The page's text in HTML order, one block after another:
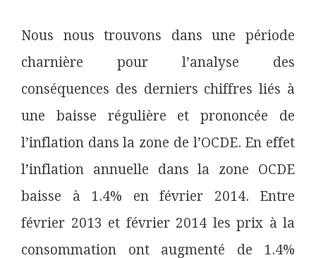
Nous nous trouvons dans une période
charnière pour l’analyse des
conséquences des derniers chiffres liés à
une baisse régulière et prononcée de
l’inflation dans la zone de l’OCDE. En effet
l’inflation annuelle dans la zone OCDE
baisse à 1.4% en février 2014. Entre
février 2013 et février 2014 les prix à la
consommation ont augmenté de 1.4%